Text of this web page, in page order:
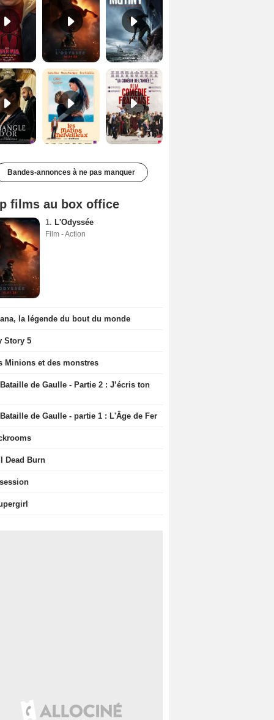
Les Matins merveilleux Bande-annonce VF De la Comédie-Française Teaser VF
Bandes-annonces à ne pas manquer
films au box office
1. L'Odyssée
Film - Action
la légende du bout du monde
Story 5
Minions et des monstres
de Gaulle - Partie 2 : J’écris ton
de Gaulle - partie 1 : L'Âge de Fer
Dead Burn